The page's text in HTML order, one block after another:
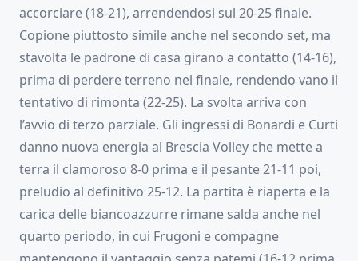
accorciare (18-21), arrendendosi sul 20-25 finale.
Copione piuttosto simile anche nel secondo set, ma
stavolta le padrone di casa girano a contatto (14-16),
prima di perdere terreno nel finale, rendendo vano il
tentativo di rimonta (22-25). La svolta arriva con
l’avvio di terzo parziale. Gli ingressi di Bonardi e Curti
danno nuova energia al Brescia Volley che mette a
terra il clamoroso 8-0 prima e il pesante 21-11 poi,
preludio al definitivo 25-12. La partita è riaperta e la
carica delle biancoazzurre rimane salda anche nel
quarto periodo, in cui Frugoni e compagne